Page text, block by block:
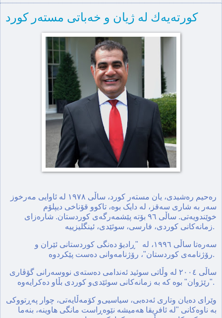
كورته‌یه‌ك له‌ ژیان و خه‌باتی مسته‌ر كورد
رە‌حیم رەشیدی، یان مستەر کورد، ساڵی ١٩٧٨ لە ئاوایی مەرخوز
سەر بە شاری سەقز، لە دایک بوە، تاکوو قۆناخی دیپلۆم
خوێندویەتی. ساڵی ٩٦ بۆتە پێشمەرگەی كوردستان. شاره‌زای
زمانەکانی کوردی، فارسی، سوئێدی، ئینگلیزییە.
سه‌ره‌تا ساڵی ١٩٩٦، لە "ڕادیۆ ده‌نگی کوردستانی ئێران ‌و
رۆژنامه‌ی کوردستان‌"، رۆژنامەوانی دەست پێکردوە.
ساڵی ٢٠٠٤ لە وڵاتی سوئید ئه‌ندامی ده‌سته‌ی نووسه‌رانی گۆڤاری
"رێژوان" بوە کە به‌ زمانه‌کانی سوئێدی‌و کوردی بڵاو ده‌کرایه‌وه‌.
وێرای ده‌یان وتاری ئه‌ده‌بی، سیاسیی‌و کۆمه‌ڵایه‌تی، چوار په‌ڕتووکی
به‌ ناوه‌کانی "له‌ ئافریقا هه‌میشه‌ نێوه‌ڕاست مانگی هاوینه‌، بنه‌ما